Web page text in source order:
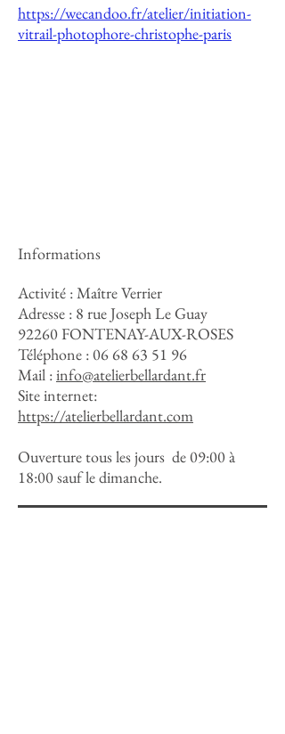
https://wecandoo.fr/atelier/initiation-
vitrail-photophore-christophe-paris
Informations
Activité : Maître Verrier
Adresse : 8 rue Joseph Le Guay
92260 FONTENAY-AUX-ROSES
Téléphone :06 68 63 51 96
Mail :info@atelierbellardant.fr
Site internet:
https://atelierbellardant.com
Ouverture tous les jours de 09:00 à
18:00 sauf le dimanche.